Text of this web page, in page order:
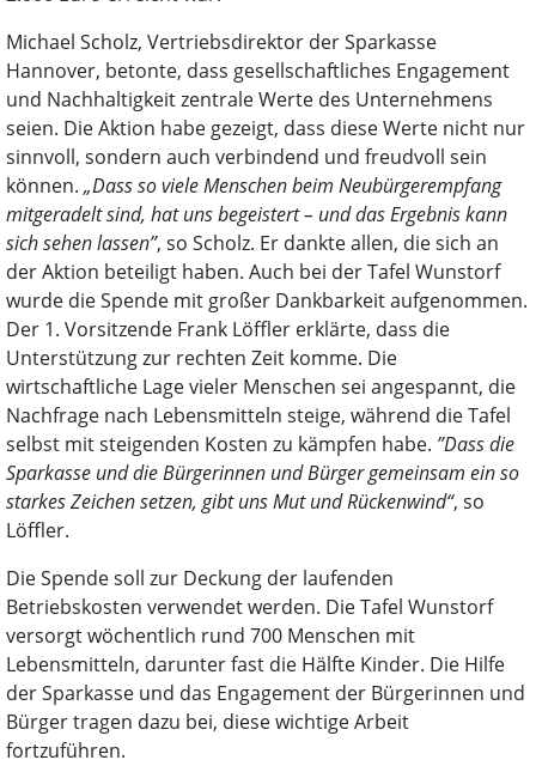
Michael Scholz, Vertriebsdirektor der Sparkasse
Hannover, betonte, dass gesellschaftliches Engagement
und Nachhaltigkeit zentrale Werte des Unternehmens
seien. Die Aktion habe gezeigt, dass diese Werte nicht nur
sinnvoll, sondern auch verbindend und freudvoll sein
können. „Dass so viele Menschen beim Neubürgerempfang
mitgeradelt sind, hat uns begeistert – und das Ergebnis kann
sich sehen lassen”, so Scholz. Er dankte allen, die sich an
der Aktion beteiligt haben. Auch bei der Tafel Wunstorf
wurde die Spende mit großer Dankbarkeit aufgenommen.
Der 1. Vorsitzende Frank Löffler erklärte, dass die
Unterstützung zur rechten Zeit komme. Die
wirtschaftliche Lage vieler Menschen sei angespannt, die
Nachfrage nach Lebensmitteln steige, während die Tafel
selbst mit steigenden Kosten zu kämpfen habe. ”Dass die
Sparkasse und die Bürgerinnen und Bürger gemeinsam ein so
starkes Zeichen setzen, gibt uns Mut und Rückenwind“, so
Löffler.
Die Spende soll zur Deckung der laufenden
Betriebskosten verwendet werden. Die Tafel Wunstorf
versorgt wöchentlich rund 700 Menschen mit
Lebensmitteln, darunter fast die Hälfte Kinder. Die Hilfe
der Sparkasse und das Engagement der Bürgerinnen und
Bürger tragen dazu bei, diese wichtige Arbeit
fortzuführen.